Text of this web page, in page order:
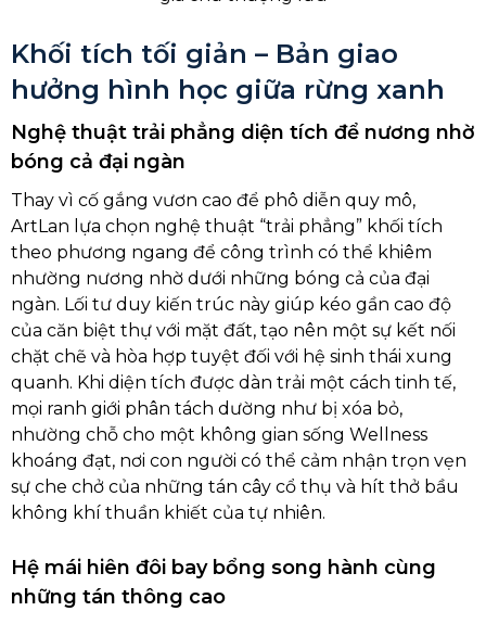
Khối tích tối giản – Bản giao
hưởng hình học giữa rừng xanh
Nghệ thuật trải phẳng diện tích để nương nhờ
bóng cả đại ngàn
Thay vì cố gắng vươn cao để phô diễn quy mô,
ArtLan lựa chọn nghệ thuật “trải phẳng” khối tích
theo phương ngang để công trình có thể khiêm
nhường nương nhờ dưới những bóng cả của đại
ngàn. Lối tư duy kiến trúc này giúp kéo gần cao độ
của căn biệt thự với mặt đất, tạo nên một sự kết nối
chặt chẽ và hòa hợp tuyệt đối với hệ sinh thái xung
quanh. Khi diện tích được dàn trải một cách tinh tế,
mọi ranh giới phân tách dường như bị xóa bỏ,
nhường chỗ cho một không gian sống Wellness
khoáng đạt, nơi con người có thể cảm nhận trọn vẹn
sự che chở của những tán cây cổ thụ và hít thở bầu
không khí thuần khiết của tự nhiên.
Hệ mái hiên đôi bay bổng song hành cùng
những tán thông cao